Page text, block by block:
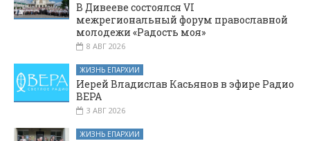
В Дивееве состоялся VI
межрегиональный форум православной
молодежи «Радость моя»
8 АВГ 2026
ЖИЗНЬ ЕПАРХИИ
Иерей Владислав Касьянов в эфире Радио
ВЕРА
3 АВГ 2026
ЖИЗНЬ ЕПАРХИИ